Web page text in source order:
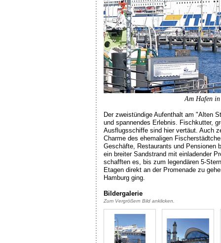
Am Hafen
Der zweistündige Aufenthalt am "Alten
und spannendes Erlebnis. Fischkutter,
Ausflugsschiffe sind hier vertäut. Auch
Charme des ehemaligen
Geschäfte, Restaurants und Pensionen
ein breiter Sandstrand mit einladender
schafften es, bis zum legendären 5-
Etagen direkt an der Promenade zu
Hamburg ging.
Bildergalerie
Zum Vergrößern Bild anklicken.